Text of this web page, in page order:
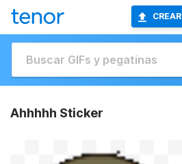
CREAR
Ahhhhh Sticker